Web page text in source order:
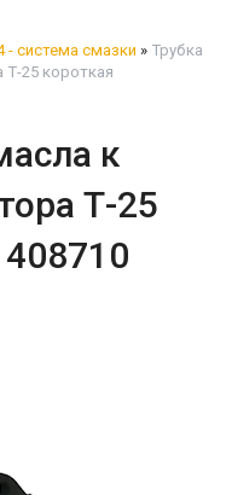
- система смазки » Трубка
Т-25 короткая
к
Т-25